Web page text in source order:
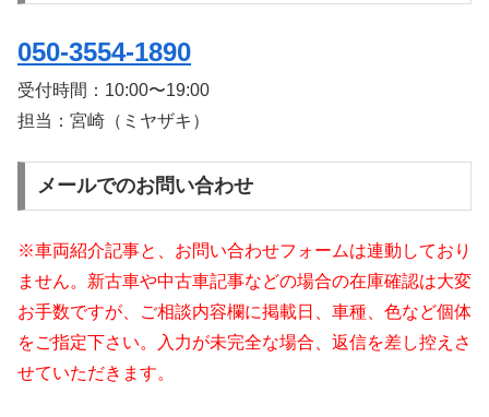
050-3554-1890
受付時間： 10:00〜19:00
担当：宮崎（ミヤザキ）
メールでのお問い合わせ
※車両紹介記事と、お問い合わせフォームは連動しており
ません。新古車や中古車記事などの場合の在庫確認は大変
お手数ですが、ご相談内容欄に掲載日、車種、色など個体
をご指定下さい。入力が未完全な場合、返信を差し控えさ
せていただきます。